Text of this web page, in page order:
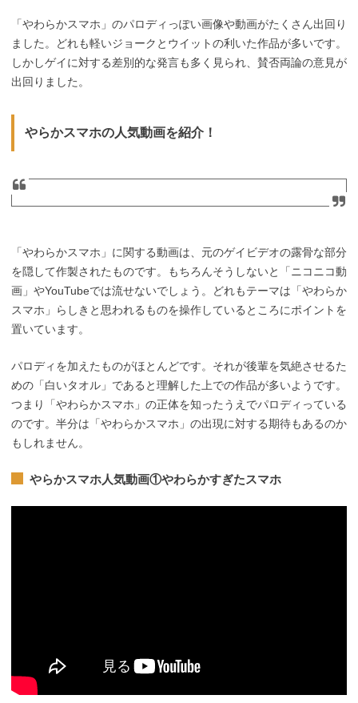
「やわらかスマホ」のパロディっぽい画像や動画がたくさん出回り
ました。どれも軽いジョークとウイットの利いた作品が多いです。
しかしゲイに対する差別的な発言も多く見られ、賛否両論の意見が
出回りました。
やらかスマホの人気動画を紹介！
「やわらかスマホ」に関する動画は、元のゲイビデオの露骨な部分
を隠して作製されたものです。もちろんそうしないと「ニコニコ動
画」やYouTubeでは流せないでしょう。どれもテーマは「やわらか
スマホ」らしきと思われるものを操作しているところにポイントを
置いています。
パロディを加えたものがほとんどです。それが後輩を気絶させるた
めの「白いタオル」であると理解した上での作品が多いようです。
つまり「やわらかスマホ」の正体を知ったうえでパロディっている
のです。半分は「やわらかスマホ」の出現に対する期待もあるのか
もしれません。
やらかスマホ人気動画①やわらかすぎたスマホ